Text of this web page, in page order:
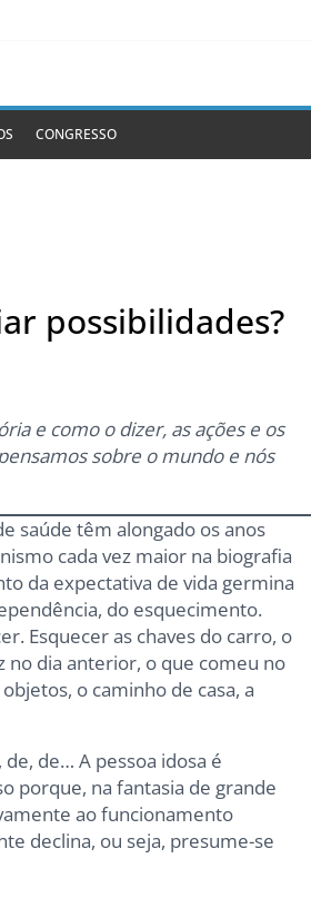
CONGRESSO
possibilidades?
e como o dizer, as ações e os
sobre o mundo e nós
saúde têm alongado os anos
cada vez maior na biografia
da expectativa de vida germina
do esquecimento.
Esquecer as chaves do carro, o
dia anterior, o que comeu no
o caminho de casa, a
de… A pessoa idosa é
porque, na fantasia de grande
ao funcionamento
declina, ou seja, presume-se